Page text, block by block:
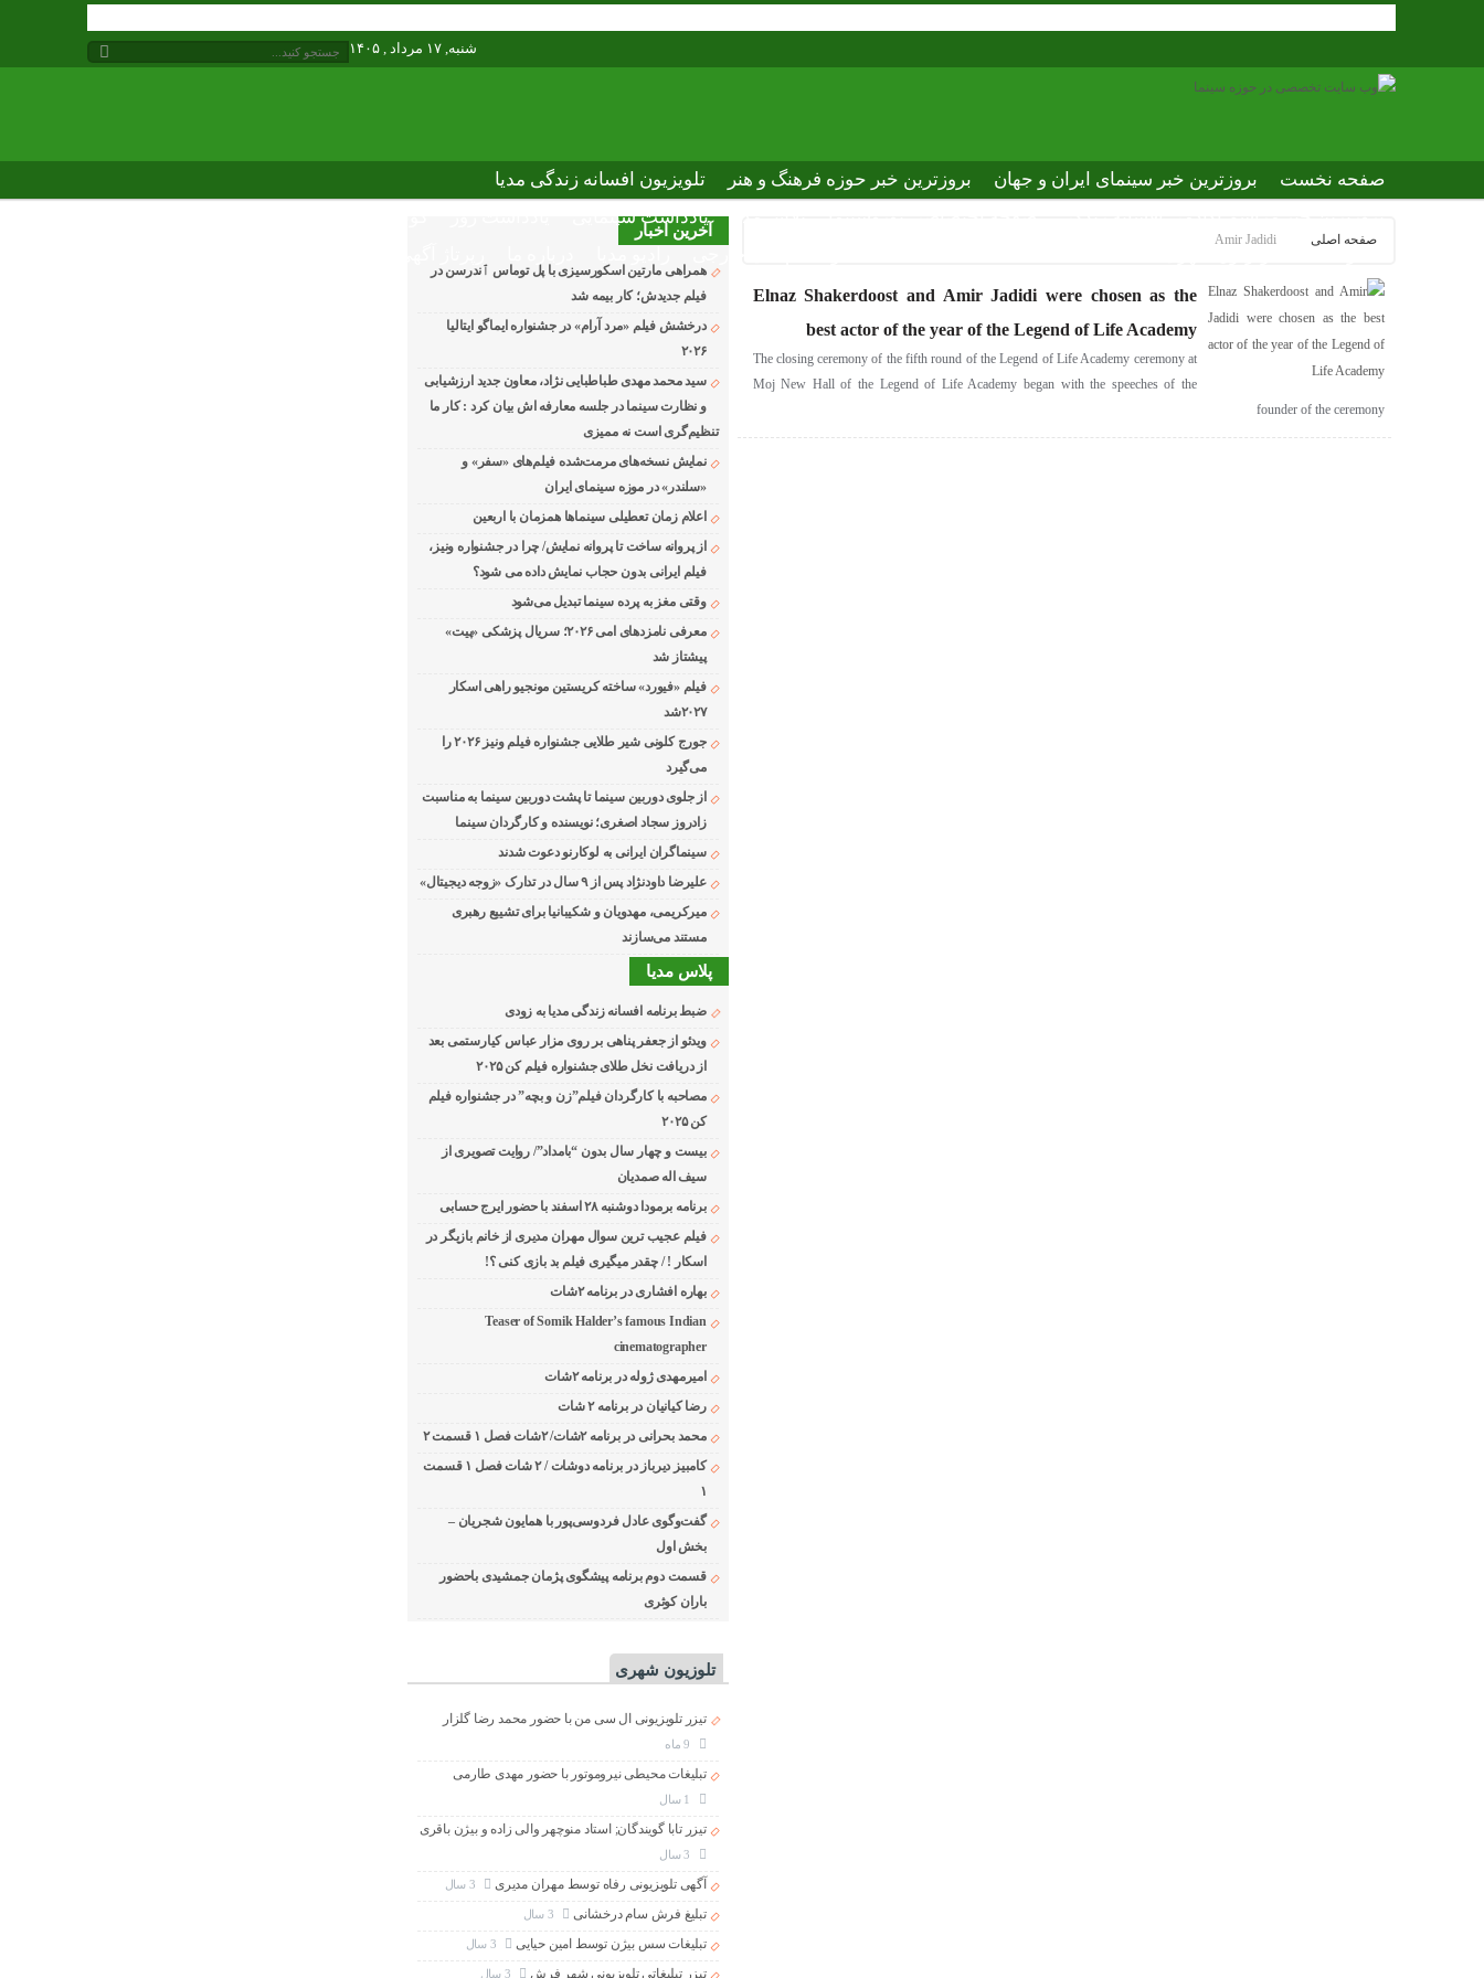
شنبه, ۱۷ مرداد , ۱۴۰۵
صفحه نخست بروزترین خبر سینمای ایران و جهان بروزترین خبر حوزه فرهنگ و هنر
تلویزیون افسانه زندگی مدیا
یادداشت سینمایی
صفحه اصلی Amir Jadidi
Elnaz Shakerdoost and Amir Jadidi were chosen as the
best actor of the year of the Legend of Life Academy
The closing ceremony of the fifth round of the Legend of Life Academy ceremony at
Moj New Hall of the Legend of Life Academy began with the speeches of the
founder of the ceremony
آخرین اخبار
همراهی مارتین اسکورسیزی با پل توماس ٱندرسن در
فیلم جدیدش؛ کار بیمه شد
درخشش فیلم «مرد آرام» در جشنواره ایماگو ایتالیا
۲۰۲۶
سید محمد مهدی طباطبایی نژاد، معاون جدید ارزشیابی
و نظارت سینما در جلسه معارفه اش بیان کرد : کار ما
تنظیم‌گری است نه ممیزی
نمایش نسخه‌های مرمت‌شده فیلم‌های «سفر» و
«سلندر» در موزه سینمای ایران
اعلام زمان تعطیلی سینماها همزمان با اربعین
از پروانه ساخت تا پروانه نمایش/ چرا در جشنواره ونیز،
فیلم ایرانی بدون حجاب نمایش داده می شود؟
وقتی مغز به پرده سینما تبدیل می‌شود
معرفی نامزدهای امی ۲۰۲۶؛ سریال پزشکی «پیت»
پیشتاز شد
فیلم «فیورد» ساخته کریستین مونجیو راهی اسکار
۲۰۲۷شد
جورج کلونی شیر طلایی جشنواره فیلم ونیز ۲۰۲۶ را
می‌گیرد
از جلوی دوربین سینما تا پشت دوربین سینما به مناسبت
زادروز سجاد اصغری؛ نویسنده و کارگردان سینما
سینماگران ایرانی به لوکارنو دعوت شدند
علیرضا داودنژاد پس از ۹ سال در تدارک «زوجه دیجیتال»
میرکریمی، مهدویان و شکیبانیا برای تشییع رهبری
مستند می‌سازند
پلاس مدیا
ضبط برنامه افسانه زندگی مدیا به زودی
ویدئو از جعفر پناهی بر روی مزار عباس کیارستمی بعد
از دریافت نخل طلای جشنواره فیلم کن ۲۰۲۵
مصاحبه با کارگردان فیلم”زن و بچه” در جشنواره فیلم
کن ۲۰۲۵
بیست و چهار سال بدون “بامداد”/ روایت تصویری از
سیف اله صمدیان
برنامه برمودا دوشنبه ۲۸ اسفند با حضور ایرج حسابی
فیلم عجیب ترین سوال مهران مدیری از خانم بازیگر در
اسکار ! / چقدر میگیری فیلم بد بازی کنی ؟!
بهاره افشاری در برنامه ۲شات
Teaser of Somik Halder’s famous Indian
cinematographer
امیرمهدی ژوله در برنامه ۲شات
رضا کیانیان در برنامه ۲ شات
محمد بحرانی در برنامه ۲شات/ ۲شات فصل ۱ قسمت ۲
کامبیز دیرباز در برنامه دوشات / ۲ شات فصل ۱ قسمت
۱
گفت‌وگوی عادل فردوسی‌پور با همایون شجریان –
بخش اول
قسمت دوم برنامه پیشگوی پژمان جمشیدی باحضور
باران کوثری
تلوزیون شهری
تیزر تلویزیونی ال سی من با حضور محمد رضا گلزار
تبلیغات محیطی نیروموتور با حضور مهدی طارمی
تیزر تابا گویندگان; استاد منوچهر والی زاده و بیژن باقری
آگهی تلویزیونی رفاه توسط مهران مدیری
تبلیغ فرش سام درخشانی
تبلیغات سس بیژن توسط امین حیایی
تیزر تبلیغاتی تلویزیونی شهر فرش